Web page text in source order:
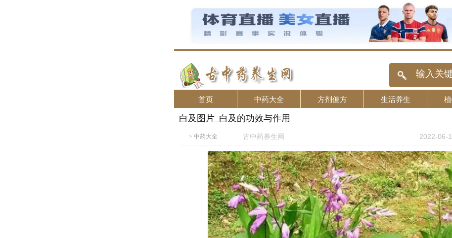
首页 中药大全 方剂偏方 生活养生
白及图片_白及的功效与作用
> 中药大全 古中药养生网 2022-06-